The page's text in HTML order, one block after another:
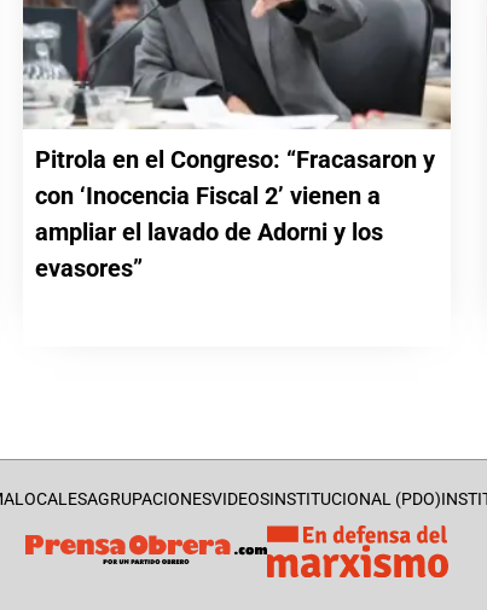
Pitrola en el Congreso: “Fracasaron y
con ‘Inocencia Fiscal 2’ vienen a
ampliar el lavado de Adorni y los
evasores”
LOCALESAGRUPACIONESVIDEOSINSTITUCIONAL (PDO)